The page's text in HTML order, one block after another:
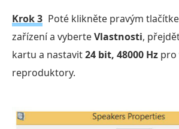
Krok 3 Poté klikněte pravým
zařízení a vyberteVlastnosti,
kartu a nastavit24 bit, 48000 Hz pro
reproduktory.